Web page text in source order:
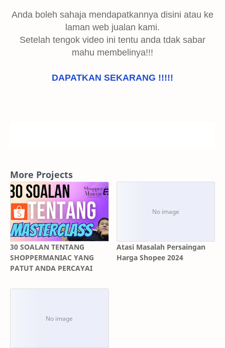
Anda boleh sahaja mendapatkannya disini atau ke
laman web jualan kami.
Setelah tengok video ini tentu anda tdak sabar
mahu membelinya!!!
DAPATKAN SEKARANG !!!!!
More Projects
30 SOALAN TENTANG
SHOPPERMANIAC YANG
PATUT ANDA PERCAYAI
Atasi Masalah Persaingan
Harga Shopee 2024